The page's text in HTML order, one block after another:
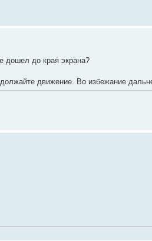
дошел до края экрана?
движение. Во избежание